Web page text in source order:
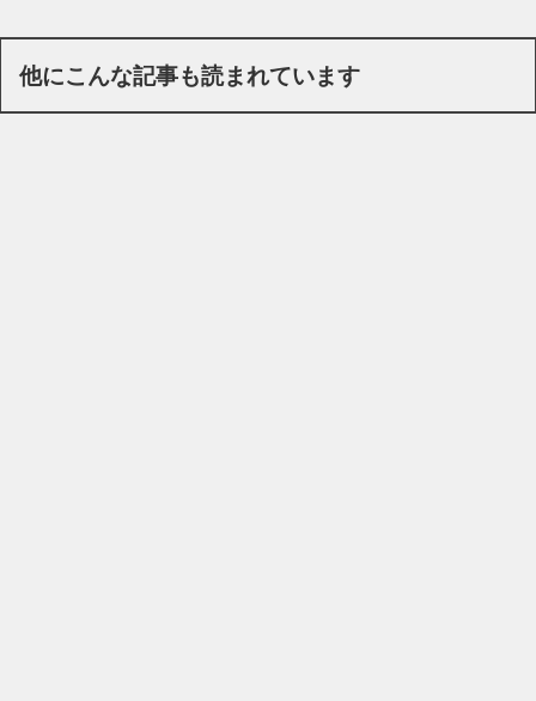
他にこんな記事も読まれています